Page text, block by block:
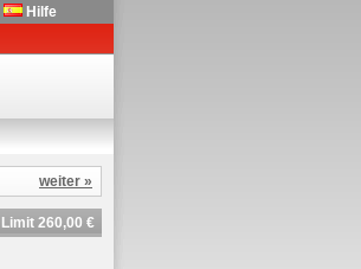
Hilfe
weiter »
Limit 260,00 €